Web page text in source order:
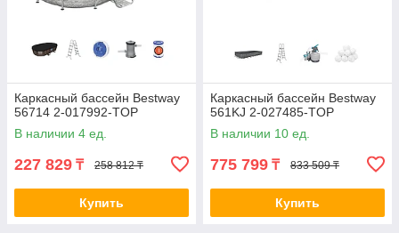
Каркасный бассейн Bestway
56714 2-017992-TOP
В наличии 4 ед.
227 829 ₸ 258 812 ₸
Купить
Каркасный бассейн Bestway
561KJ 2-027485-TOP
В наличии 10 ед.
775 799 ₸ 833 509 ₸
Купить